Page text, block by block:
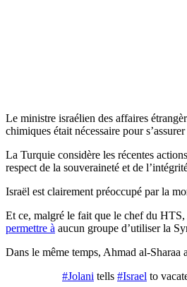
Le ministre israélien des affaires
chimiques était nécessaire pour
La Turquie considère les récentes
respect de la souveraineté et de
Israël est clairement préoccupé par la
Et ce, malgré le fait que le chef du
permettre à aucun groupe d’utiliser la
Dans le même temps, Ahmad al-Sharaa
#Jolani tells #Israel to